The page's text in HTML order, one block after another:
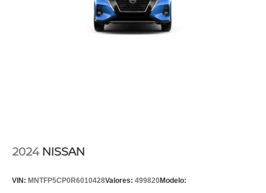
2024 NISSAN
VIN: MNTFP5CP0R6010428Valores: 499820Modelo: